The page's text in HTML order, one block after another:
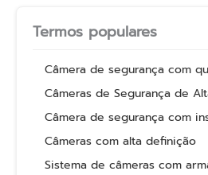
Termos populares
Câmera de segurança com
Câmeras de Segurança de
Câmera de segurança com
Câmeras com alta definição
Sistema de câmeras com